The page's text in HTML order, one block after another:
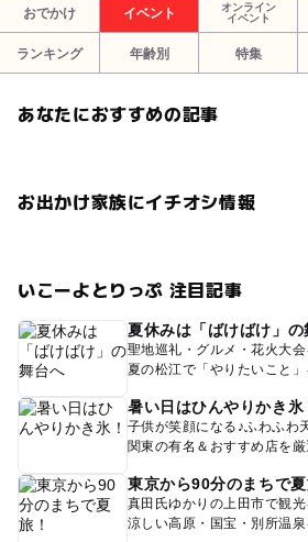
おでかけ イベント
オンライン
イベント
ランキング 年齢別 特集
あなたにおすすめの記事
お出かけ家族にイチオシ情報
いこーよとりっぷ 注目記事
夏休みは「ばけばけ」の
聖地巡礼・グルメ・花火大会
夏の松江で「やりたいこと
暑い日はひんやりかき氷
子供が笑顔になる♪ふわふわ
関東の有名＆おすすめ店を
東京から90分のまちで夏
真田氏ゆかりの上田市で観光
涼しい高原・国宝・別所温